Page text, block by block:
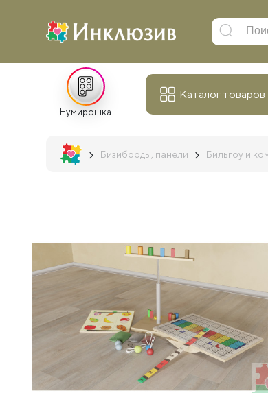
Нумирошка
Каталог товаров
Бизиборды, панели Бильгоу и